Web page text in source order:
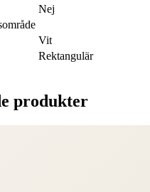
Nej
Vit
Rektangulär
produkter